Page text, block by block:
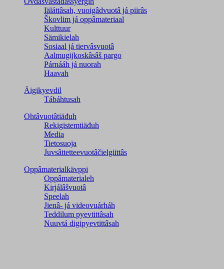
Iäláttâsah, vuoigâdvuotâ já piirâs
Škovlim já oppâmateriaal
Kulttuur
Sämikielah
Sosiaal já tiervâsvuotâ
Aalmugijkoskâsâš pargo
Párnááh já nuorah
Haavah
Äigikyevdil
Tábáhtusah
Ohtâvuotâtiäđuh
Rekigistemtiäđuh
Media
Tietosuoja
Juvsâttetteevuotâčielgiittâs
Oppâmaterialkävppi
Oppâmaterialeh
Kirjálâšvuotâ
Speelah
Jienâ- já videovuárháh
Teddilum pyevtittâsah
Nuuvtá digipyevtittâsah